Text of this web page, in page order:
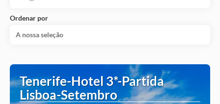
Ordenar por
A nossa seleção
Tenerife-Hotel 3*-Partida
Lisboa-Setembro